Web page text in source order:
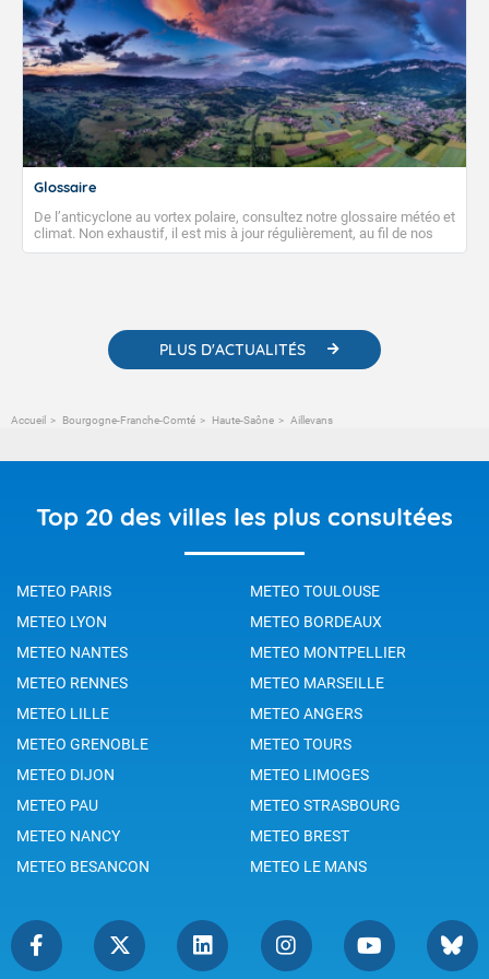
Glossaire
De l’anticyclone au vortex polaire, consultez notre glossaire météo et
climat. Non exhaustif, il est mis à jour régulièrement, au fil de nos
publications. Vous y trouverez également des liens utiles vers nos
PLUS D'ACTUALITÉS
Accueil Bourgogne-Franche-Comté Haute-Saône Aillevans
Top 20 des villes les plus consultées
METEO PARIS
METEO TOULOUSE
METEO LYON
METEO BORDEAUX
METEO NANTES
METEO MONTPELLIER
METEO RENNES
METEO MARSEILLE
METEO LILLE
METEO ANGERS
METEO GRENOBLE
METEO TOURS
METEO DIJON
METEO LIMOGES
METEO PAU
METEO STRASBOURG
METEO NANCY
METEO BREST
METEO BESANCON
METEO LE MANS